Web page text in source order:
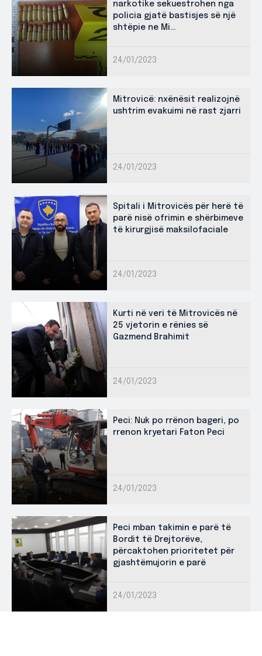
narkotike sekuestrohen nga
policia gjatë bastisjes së një
shtëpie ne Mi...
24/01/2023
Mitrovicë: nxënësit realizojnë
ushtrim evakuimi në rast zjarri
24/01/2023
Spitali i Mitrovicës për herë të
parë nisë ofrimin e shërbimeve
të kirurgjisë maksilofaciale
24/01/2023
Kurti në veri të Mitrovicës në
25 vjetorin e rënies së
Gazmend Brahimit
24/01/2023
Peci: Nuk po rrënon bageri, po
rrenon kryetari Faton Peci
24/01/2023
Peci mban takimin e parë të
Bordit të Drejtorëve,
përcaktohen prioritetet për
gjashtëmujorin e parë
24/01/2023